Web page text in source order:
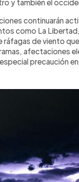
y también el
continuarán
como La
ráfagas de viento
afectaciones
precaución